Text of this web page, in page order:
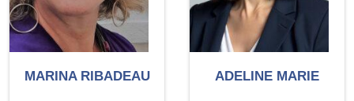
MARINA RIBADEAU ADELINE MARIE